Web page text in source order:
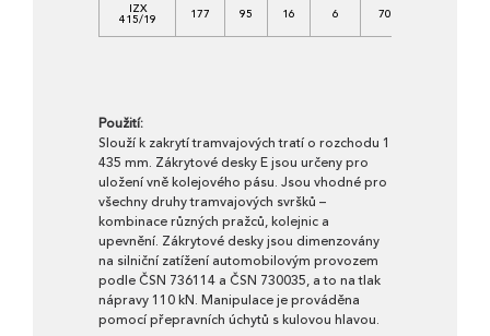
IZX
415/19 177 95 16 6 70
Použití:
Slouží k zakrytí tramvajových tratí o rozchodu 1
435 mm. Zákrytové desky E jsou určeny pro
uložení vně kolejového pásu. Jsou vhodné pro
všechny druhy tramvajových svršků –
kombinace různých pražců, kolejnic a
upevnění. Zákrytové desky jsou dimenzovány
na silniční zatížení automobilovým provozem
podle ČSN 736114 a ČSN 730035, a to na tlak
nápravy 110 kN. Manipulace je prováděna
pomocí přepravních úchytů s kulovou hlavou.